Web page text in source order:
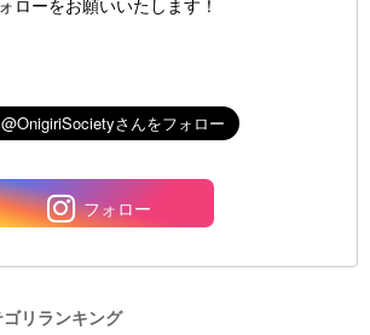
ローをお願いいたします！
フォロー
ゴリランキング